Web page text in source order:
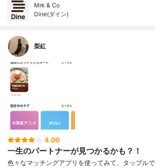
Mrk & Co
Dine(ダイン)
梨紅
4.00
一生のパートナーが見つかるかも？！
色々なマッチングアプリを使ってみて、タップル